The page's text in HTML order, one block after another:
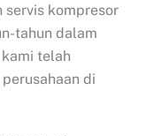
servis kompresor
tahun dalam
telah
di